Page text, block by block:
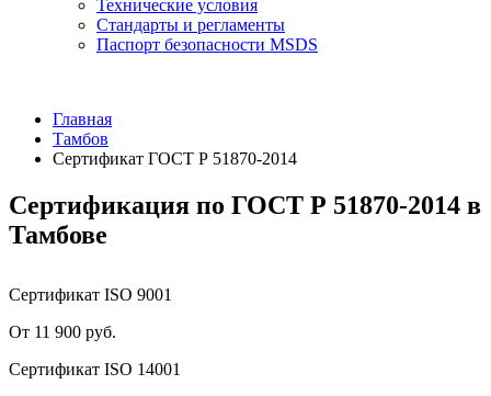
Технические условия
Стандарты и регламенты
Паспорт безопасности MSDS
Главная
Тамбов
Сертификат ГОСТ Р 51870-2014
Сертификация по ГОСТ Р 51870-2014 в
Тамбове
Сертификат ISO 9001
От 11 900 руб.
Сертификат ISO 14001